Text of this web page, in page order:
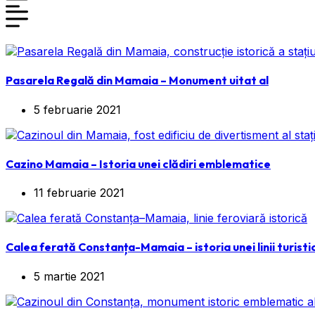
Pasarela Regală din Mamaia – Monument uitat al
5 februarie 2021
Cazino Mamaia – Istoria unei clădiri emblematice
11 februarie 2021
Calea ferată Constanța-Mamaia – istoria unei linii
5 martie 2021